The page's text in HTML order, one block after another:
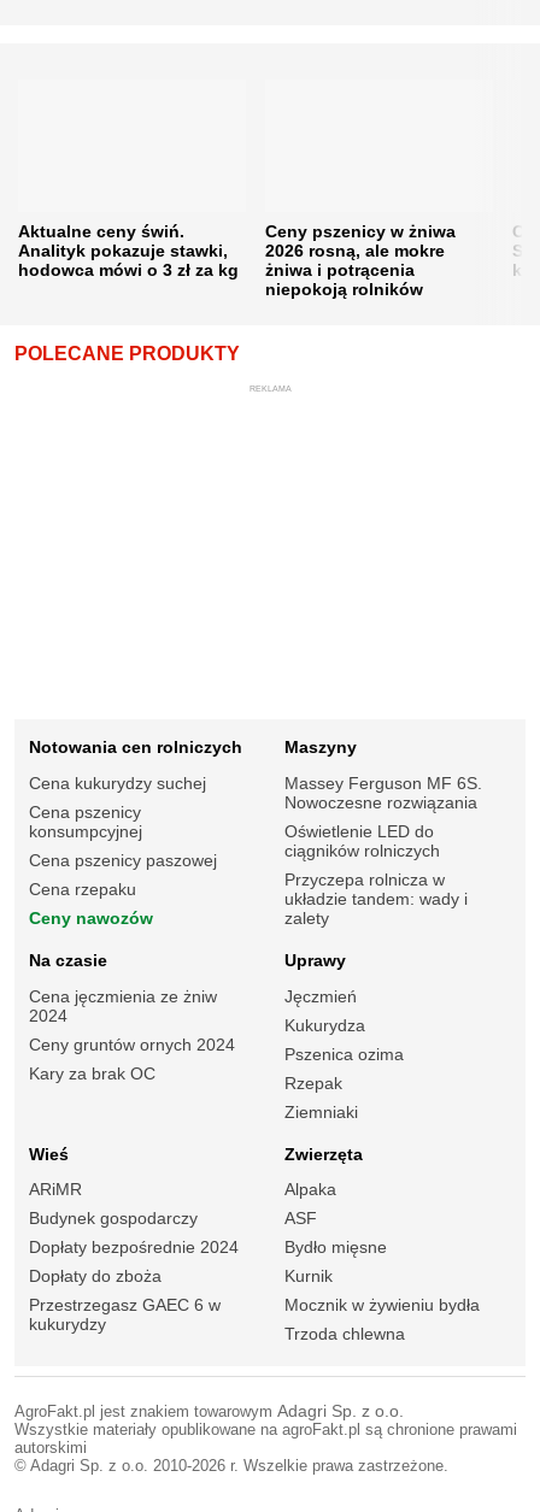
Aktualne ceny świń.
Analityk pokazuje stawki,
hodowca mówi o 3 zł za kg
Ceny pszenicy w żniwa
2026 rosną, ale mokre
żniwa i potrącenia
niepokoją rolników
POLECANE PRODUKTY
REKLAMA
Notowania cen rolniczych
Cena kukurydzy suchej
Cena pszenicy
konsumpcyjnej
Cena pszenicy paszowej
Cena rzepaku
Ceny nawozów
Maszyny
Massey Ferguson MF 6S.
Nowoczesne rozwiązania
Oświetlenie LED do
ciągników rolniczych
Przyczepa rolnicza w
układzie tandem: wady i
zalety
Na czasie
Cena jęczmienia ze żniw
2024
Ceny gruntów ornych 2024
Kary za brak OC
Uprawy
Jęczmień
Kukurydza
Pszenica ozima
Rzepak
Ziemniaki
Wieś
ARiMR
Budynek gospodarczy
Dopłaty bezpośrednie 2024
Dopłaty do zboża
Przestrzegasz GAEC 6 w
kukurydzy
Zwierzęta
Alpaka
ASF
Bydło mięsne
Kurnik
Mocznik w żywieniu bydła
Trzoda chlewna
AgroFakt.pl jest znakiem towarowym Adagri Sp. z o.o.
Wszystkie materiały opublikowane na agroFakt.pl są chronione prawami
autorskimi
© Adagri Sp. z o.o. 2010-2026 r. Wszelkie prawa zastrzeżone.